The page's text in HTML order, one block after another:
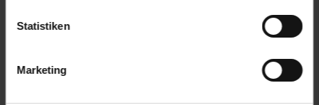
Statistiken
Marketing
Herstellerinformationen